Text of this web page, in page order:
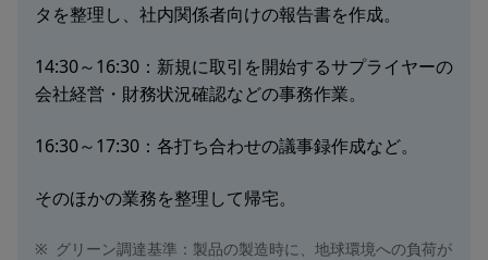
タを整理し、社内関係者向けの報告書を作成。
14:30～16:30：新規に取引を開始するサプライヤーの
会社経営・財務状況確認などの事務作業。
16:30～17:30：各打ち合わせの議事録作成など。
そのほかの業務を整理して帰宅。
※ グリーン調達基準：製品の製造時に、地球環境への負荷が